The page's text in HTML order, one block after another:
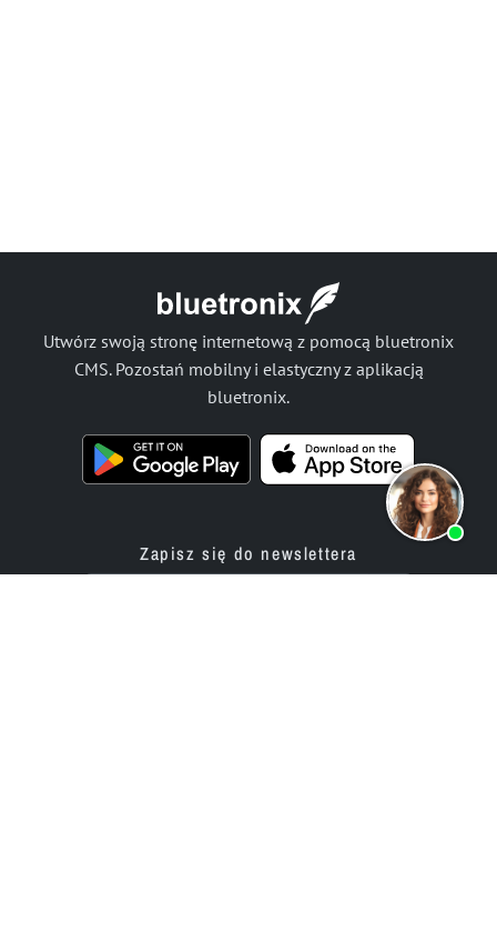
Utwórz swoją stronę internetową z pomocą bluetronix
CMS. Pozostań mobilny i elastyczny z aplikacją
bluetronix.
Zapisz się do newslettera